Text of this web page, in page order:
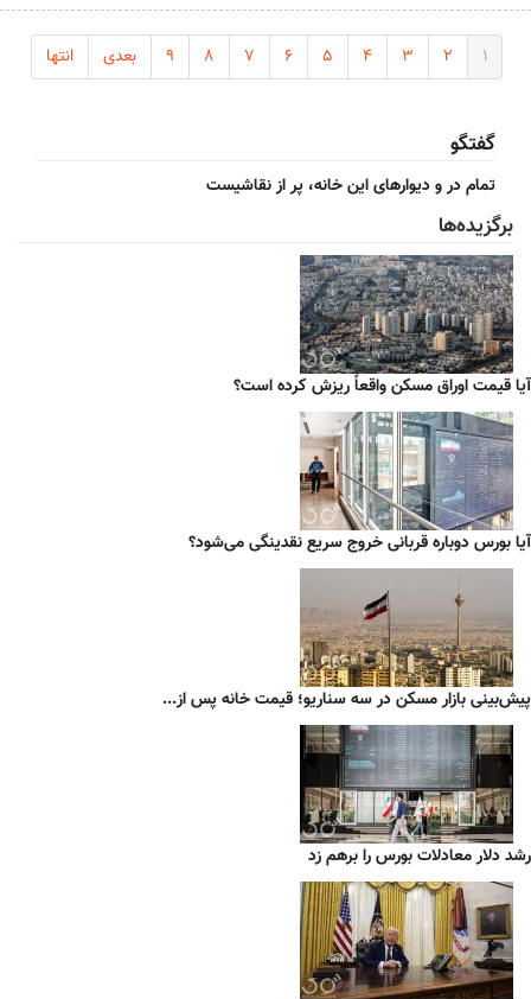
۱ ۲ ۳ ۴ ۵ ۶ ۷ ۸ ۹ بعدی انتها
گفتگو
تمام در و دیوارهای این خانه، پر از نقاشیست
برگزیده‌ها
آیا قیمت اوراق مسکن واقعاً ریزش کرده است؟
آیا بورس دوباره قربانی خروج سریع نقدینگی می‌شود؟
پیش‌بینی بازار مسکن در سه سناریو؛ قیمت خانه پس از...
رشد دلار معادلات بورس را برهم زد